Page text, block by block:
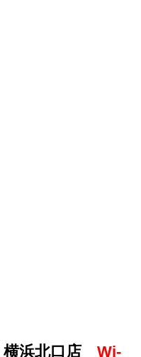
浜北口店 Wi-